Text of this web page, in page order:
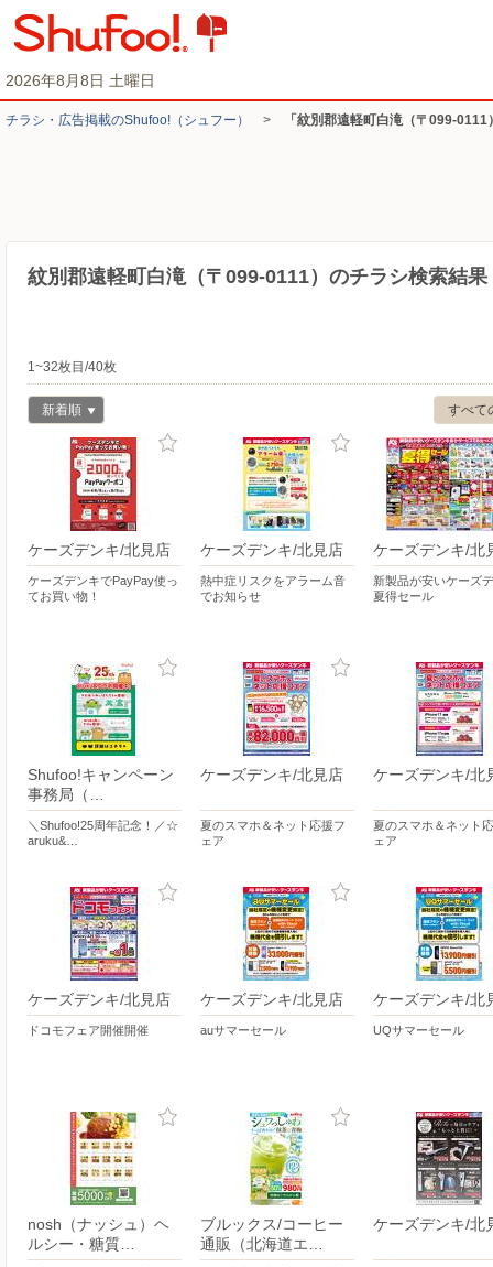
2026年8月8日 土曜日
チラシ・​広告掲載の​Shufoo!​（シュフー） > 「紋別郡遠軽町白滝（〒099-
紋別郡遠軽町白滝（〒099-0111）のチラシ検索結果
1~32枚目/40枚
すべて
新着順
ケーズデンキ/北見店
ケーズデンキでPayPay使っ
てお買い物！
ケーズデンキ/北見店
熱中症リスクをアラーム音
でお知らせ
ケーズデンキ/北
新製品が安いケーズ
夏得セール
Shufoo!キャンペーン
事務局（…
＼Shufoo!25周年記念！／☆
aruku&…
ケーズデンキ/北見店
夏のスマホ＆ネット応援フ
ェア
ケーズデンキ/北
夏のスマホ＆ネット
ェア
ケーズデンキ/北見店
ドコモフェア開催開催
ケーズデンキ/北見店
auサマーセール
ケーズデンキ/北
UQサマーセール
nosh（ナッシュ）ヘ
ルシー・糖質…
ブルックス/コーヒー
通販（北海道エ…
ケーズデンキ/北